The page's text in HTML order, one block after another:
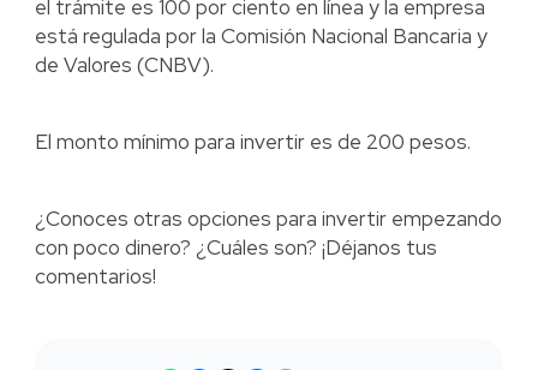
el trámite es 100 por ciento en línea y la empresa
está regulada por la Comisión Nacional Bancaria y
de Valores (CNBV).
El monto mínimo para invertir es de 200 pesos.
¿Conoces otras opciones para invertir empezando
con poco dinero? ¿Cuáles son? ¡Déjanos tus
comentarios!